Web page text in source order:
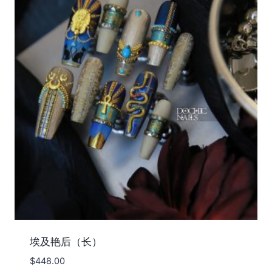
埃及艳后（长）
$448.00